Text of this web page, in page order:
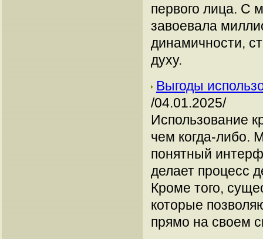
первого лица. С
завоевала
динамичности,
духу.
Выгоды
/04.01.2025/
Использование
чем когда-либо.
понятный
делает процесс
Кроме того,
которые
прямо на своем